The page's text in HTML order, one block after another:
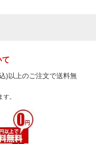
て
)以上のご注文で送料無
。